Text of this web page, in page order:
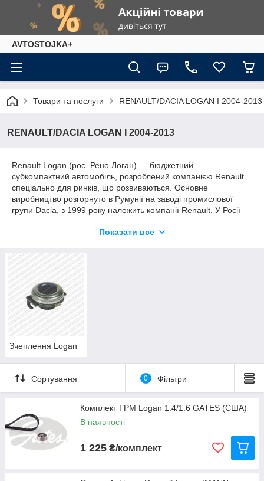
AVTOSTOJKA+
Товари та послуги RENAULT/DACIA LOGAN I 2004-2013
RENAULT/DACIA LOGAN I 2004-2013
Renault Logan (рос. Рено Логан) — бюджетний
субкомпактний автомобіль, розроблений компанією Renault
спеціально для ринків, що розвиваються. Основне
виробництво розгорнуто в Румунії на заводі промислової
групи Dacia, з 1999 року належить компанії Renault. У Росії
на заводі Автофрамос (пізніше «Рено Росія») в
випускається друге покоління.
Залежно від специфіки ринку продається під марками Dacia,
Renault і Nissan. У країнах Європи (за винятком Росії) і в
Марокко продається Dacia Logan, зібрана в Румунії і в
Марокко. У Росії автомобіль продається під маркою Renault.
Також під маркою Renault продається в Латинській Америці,
Індії і з вересня 2009 року — на Україні. В Ірані він відомий як
Renault Tondar. На ринку Мексики Logan продається під
назвою Nissan Aprio. На індійському ринку продається під
Dacia Logan MCV 2006 року під ім'ям LADA Largus.
Показати все
Зчеплення Logan
Сортування 0 Фільтри
Комплект ГРМ Logan 1.4/1.6 GATES (США)
В наявності
1 225 ₴/комплект